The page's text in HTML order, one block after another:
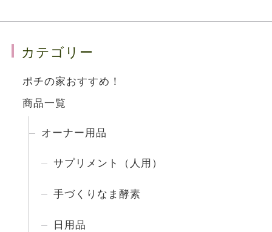
カテゴリー
ポチの家おすすめ！
商品一覧
オーナー用品
サプリメント（人用）
手づくりなま酵素
日用品